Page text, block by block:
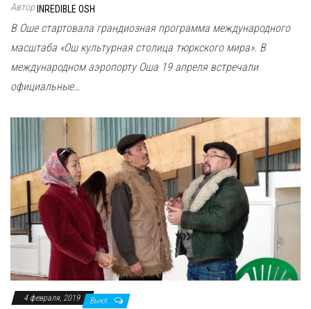
АвторINREDIBLE OSH
В Оше стартовала грандиозная программа международного
масштаба «Ош культурная столица тюркского мира». В
международном аэропорту Оша 19 апреля встречали
официальные…
4 февраля, 2019 Выкл.